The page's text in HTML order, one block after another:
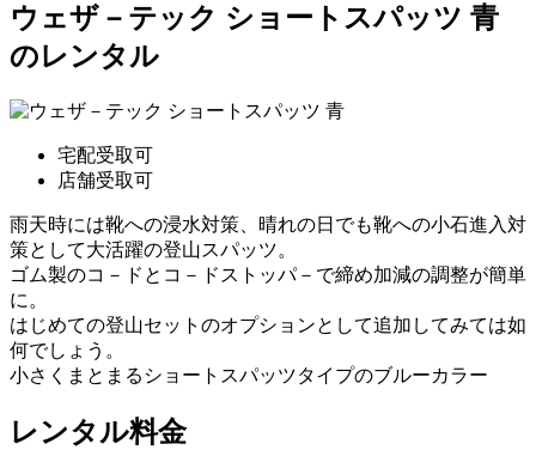
ウェザ－テック ショートスパッツ 青
のレンタル
宅配受取可
店舗受取可
雨天時には靴への浸水対策、晴れの日でも靴への小石進入対
策として大活躍の登山スパッツ。
ゴム製のコ－ドとコ－ドストッパ－で締め加減の調整が簡単
に。
はじめての登山セットのオプションとして追加してみては如
何でしょう。
小さくまとまるショートスパッツタイプのブルーカラー
レンタル料金